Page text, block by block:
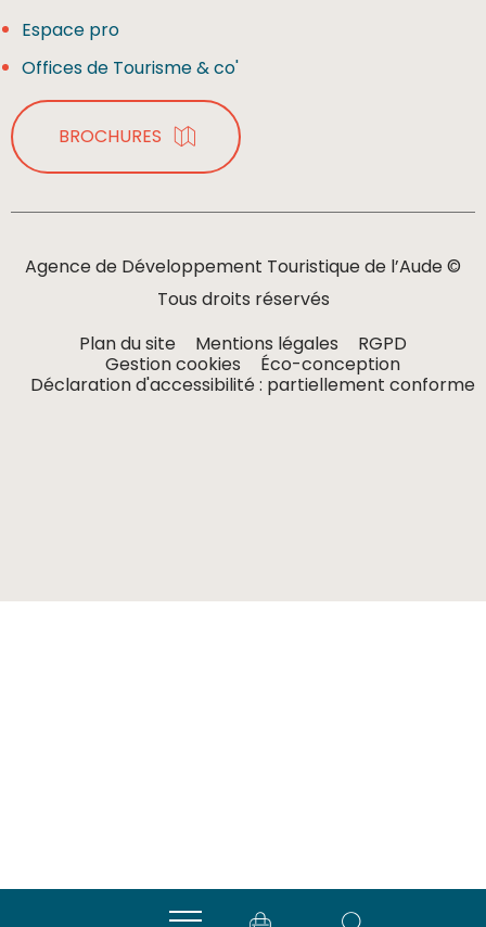
Espace pro
Offices de Tourisme & co'
BROCHURES
Agence de Développement Touristique de l’Aude ©
Tous droits réservés
Plan du site
Mentions légales
RGPD
Gestion cookies
Éco-conception
Déclaration d'accessibilité : partiellement conforme